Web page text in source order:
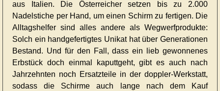
aus Italien. Die Österreicher setzen bis zu 2.000
Nadelstiche per Hand, um einen Schirm zu fertigen. Die
Alltagshelfer sind alles andere als Wegwerfprodukte:
Solch ein handgefertigtes Unikat hat über Generationen
Bestand. Und für den Fall, dass ein lieb gewonnenes
Erbstück doch einmal kaputtgeht, gibt es auch nach
Jahrzehnten noch Ersatzteile in der doppler-Werkstatt,
sodass die Schirme auch lange nach dem Kauf